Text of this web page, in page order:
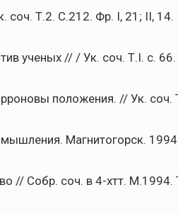
соч. Т.2. С.212. Фр. I, 21; II, 14.
ученых // / Ук. соч. Т.I. с.
положения. // Ук.
Магнитогорск.
// Собр. соч. в 4-хтт.